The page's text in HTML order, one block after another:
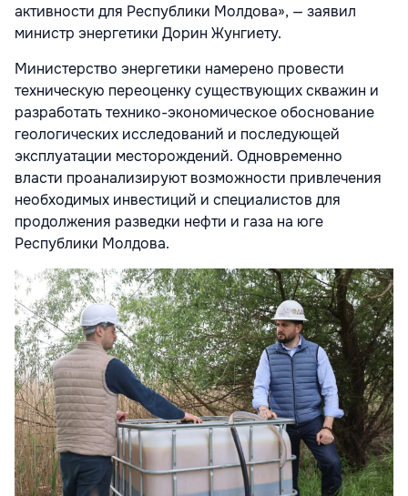
активности для Республики Молдова», — заявил
министр энергетики Дорин Жунгиету.
Министерство энергетики намерено провести
техническую переоценку существующих скважин и
разработать технико-экономическое обоснование
геологических исследований и последующей
эксплуатации месторождений. Одновременно
власти проанализируют возможности привлечения
необходимых инвестиций и специалистов для
продолжения разведки нефти и газа на юге
Республики Молдова.